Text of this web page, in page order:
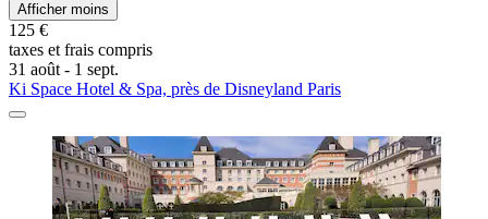
Afficher moins
125 €
taxes et frais compris
31 août - 1 sept.
Ki Space Hotel & Spa, près de Disneyland Paris